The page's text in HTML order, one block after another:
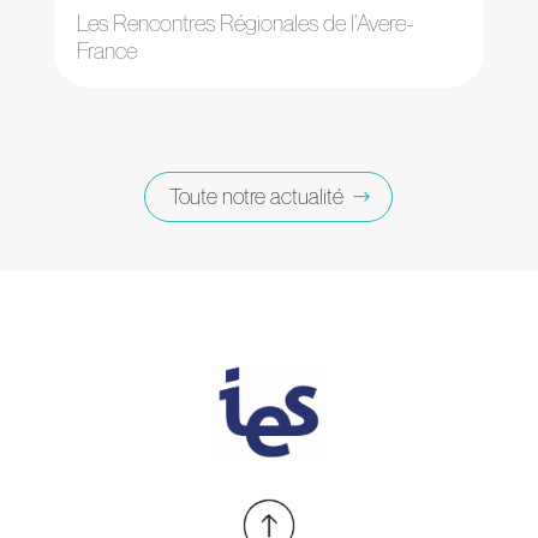
Les Rencontres Régionales de l’Avere-
France
Toute notre actualité